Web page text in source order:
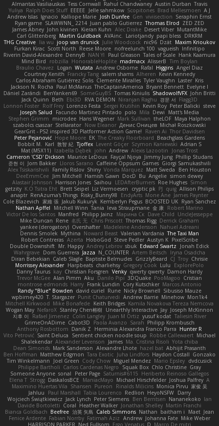
Almantas Vasiliauskas Tess Cornwall Rahul Chandwaney Austin Durban Travis
Yuliya Ralph Does Stuff EEEEE Jelle sahmkow Scopitones Brad Mellesmoen A J
Andrew Islas Ignacio Kalliope Marie Josh Dunfee Gen viviisection Seraphin Ernst
Ryan game SLAWWNN_ 2214 Juan pablo Gutierrez Thomas Elrod ZED ZED
James Abney John kivinen Kieran Kuhn Alec Drake Desert Viber MutantMike
Carl Glittenberg Martin Guldbaek AVAinc. Lariotjandy papi bless DRKRM
THG Creative lia wu joop van drunick Julie Woodcock nic96 Dzät Maxim Krioukov
Furkan Kirac Scott North Reese Moore nofreelunch 100 vagueish Infinitipo
Riverin David-Alexandre DennyB NAN YI Paul Gleason Tales of Scale Hank Kaamura
Mind Bird
robzilla HonorableHoplite madmacx AlisserB Tim Boylan
Braulio Chavez
Logan Wutata Andrew Osborne Rafal Higgins Angel Diaz
Courtney Xenith Francky Tang salem shams Alheren Kevin Kennedy
Carlos Abraham Gutiérrez Solis Clemente Miralles Tyler Vaughn Laster Kris
Jackson N. Rocha Paul McManus TheCaptainAmerica Bryant Bennett Evelyne I
Dániel Zarándi BenYanken69 SomeGuyBS Tomas Kiniulis ShadowolfVFX John Britti
Jack Quinn Beth Ebi3D RVA DEMON Niranjan Raghu 경문 서 Flagg3D
Lonnon Foster Rolf Frey Lorenzo Festa Sergei Krutihin Kevin Roy Peter Balicki steve
Joseph Salud
Facundo Martinez Pintado polo Mila Dewi
Matt's Media
Stephen Grimm
microdee Hans Wegener Mark Sullivan theLOF Maya Halphon
szabolcs csaszar Stellarator Now Eleanor Денис Оницев Michał Roszkowski
GearGrit - PS2 inspired 3D Platformer Action Game!
Raven Ai Thor Davidsen
Peter Pejanović Hope Moore EK The Creaky Floorboard Beachglass Gardens
Bobbit M.
Karl 敦智 紀 Tjoffex Levent Göçer Szymon Kaniewski Adrian S
Mat (M5X11) Izabella Dębek john Andrew Alexis Lazootin
Jonas Trost
Cameron 'CSD' Dickson Maurice LeDoux Fayçal Njoya Jimmy Jung Phillip Studans
준현 이 Jorn Bakker Lloros Sarano Caffeine Oppsum Games Giorgi Samukashvili
Alex Tsiskarishvili
Family Rislov Shiny Vonda Marquez Matt Sweda
Ben Houston
DeeEmmCee Jim Mitchell Hamish Gawn DocD Bu Angelie simon dewey
Alastair Johnson Harrison Jones Saihou LEDAfterBurners Roe Hughes Simon
getzity K.O Tsitra Eht Brett Seipel Liz Vermoesen cryptic pk PJ quig Allison Philips
anaptr RenAzuma's Things Risky_Bunny98 EndyArts Mone Ane James Paynter
Cole Blazevich 家維 張 Jakub Kukuryk Kemberlyn Pegus BOOSTED UK Ryan Sanchez
Nathan Apffel
Mitchell Winn Tania Ieva Straupmane 金 康 Robert Marino
Victor De los Santos Manfred Philipp Jainz Марина Ск Dave Child UncleJesseppe
Mike Duncan Rene 名氏 无 Chris Priscott Thomas Rigg Derrick Graham
yankee (derogatory) Overshafter Madeleine Andersson Nahuel Adreani
Dennis Smolek Mythina Noward Beast Valerian Vardania The Taxi Man
Robert Contreras Azerta HoboGod Steve Pedler Austyn K PixelScribe
Double Downshift Mr. Happy Andrey Lebrov sbuk Edward Swartz
Jonah Edick
Wahrgrave Dom Guerrera Jazza N_COUNTER Artem Beitsch
Iryna Osadcha
Diran Bebekian Caleb Slagle Baptiste Belmudes GrizzlyBeard CJ Troy Chrisie
Morrissey Alexander Harpbeats charliehsy Gregory Cook Lulu
ExplorePolo
Danny Taurus kay Christian Forsgren Venky qwerty qwerty Damon Hardy
Trevor McGee Alan Pimm Aku Danilo Pipi 3DQuake PooMagoo Cristian
montrose edmonds Harry Frank Lundin Cory Kutschker Marcos Antonio
Randy "Blue" Bowden david curiel Rune Nicky Brownell Sibusiso Mauze
wpbirney420 T. Stargazer Punit Chaturvedi Andrew Barrie Minehow Mon1k4
Mitchell Kirkwood Mike Bonafede Keith Bridges Kamila Novakova Tereza Nemcova
Wogan May NefaroX Stanley Chen榕樹 Unearthly Interactive Jay Joseph McKinnon
지후 이
Rafael Jimenez Colin Langley Juan M Ortiz yusuf kodat Taliesin River
GrimeOnADime Cabot3D Paola Avanzo Sarah Philipp Krombusch
Anthony Rosbottom Danik Z Herminia Alexandra Franco Parra Hunter R
Vito Petrović Saint Deluca Sentient chicken noodle soup Robbe Callewaert Michael
Shalekendar Alexander Levenson James Ma. Cristina Risoli Yota chiba
Dean Simonds Mark Sanderson Alexandre Lhote hazel bat Abhijit Prasanth
Ben Hoffman Matthew Edgmon Tara Exotic Juha Lindfors Haydon Costall Gonzako
Tim Winkelmann
Joel Green Cody Chow Miguel Mendez Mario Epsley dvdcusick
Philippe Bartholi Carlos Cardenas Negro Squak Box Chlo Christine Gray
Someone Anyone sonal Peter Page Saturnis#6115 Heriberto Reinoso Gallegos
Elena T Strogg DaskalosBCE ManiacMayo Michael Hirschfelder Joshua Palfrey A
Maximino Huertas Vila Shansen Pureon Rinalds Miļicins Monica Pirvu 家俊 吴
Jahluu
Paul Marshall Tabia Lourenco Redlion HeyoNSFW Darry
Wojciech Świątkiewicz Jack Lynch Peter Siemens Ben Berntsen Nananekoko Ian
Davide Bortoletti Coral Heather Walker Jonathan Shelley Martín Franchi
Bianca Goldbach Beefree 治英 矢島 Caleb Simmons Nathan baitham i Maet Jean
Fenice Ardente Fabian Norrby Fatimah Aziz Andrew Johanna Fate Mike Weber
HARRISON PARKER Ned Fullsom Ergo Venatus D Marco De mitri